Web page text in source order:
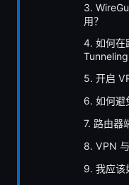
3.
用？
4. 如何在
Tunneling
5. 开启
6. 如何避
7. 路由器
8. VPN
9. 我应该